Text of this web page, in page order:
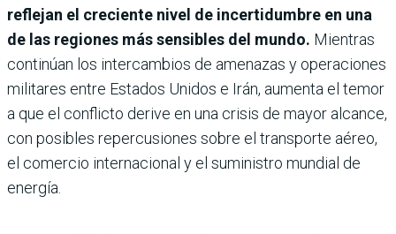
reflejan el creciente nivel de incertidumbre en una
de las regiones más sensibles del mundo. Mientras
continúan los intercambios de amenazas y operaciones
militares entre Estados Unidos e Irán, aumenta el temor
a que el conflicto derive en una crisis de mayor alcance,
con posibles repercusiones sobre el transporte aéreo,
el comercio internacional y el suministro mundial de
energía.